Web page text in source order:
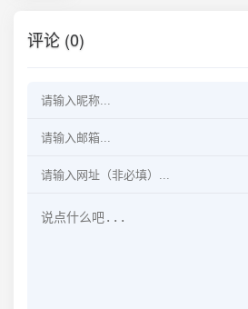
评论 (0)